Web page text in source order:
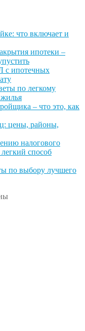
что включает и
ипотеки –
с ипотечных
по легкому
– что это, как
цены, районы,
налогового
способ
по выбору лучшего